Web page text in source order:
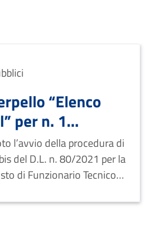
“Elenco
per n. 1
l’avvio della procedura di
del D.L. n. 80/2021 per la
di Funzionario Tecnico,